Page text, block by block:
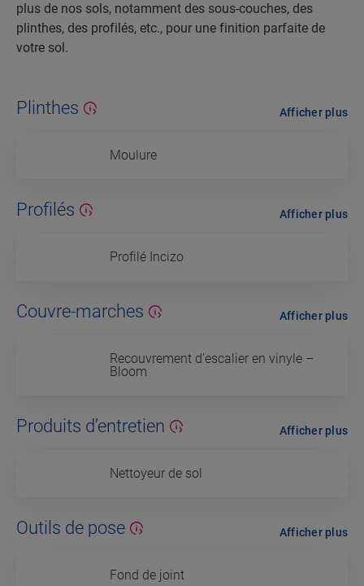
plus de nos sols, notamment des sous-couches, des
plinthes, des profilés, etc., pour une finition parfaite de
votre sol.
Plinthes
Moulure
Afficher plus
Profilés
Profilé Incizo
Afficher plus
Couvre-marches
Recouvrement d’escalier en vinyle –
Bloom
Afficher plus
Produits d’entretien
Nettoyeur de sol
Afficher plus
Outils de pose
Fond de joint
Afficher plus